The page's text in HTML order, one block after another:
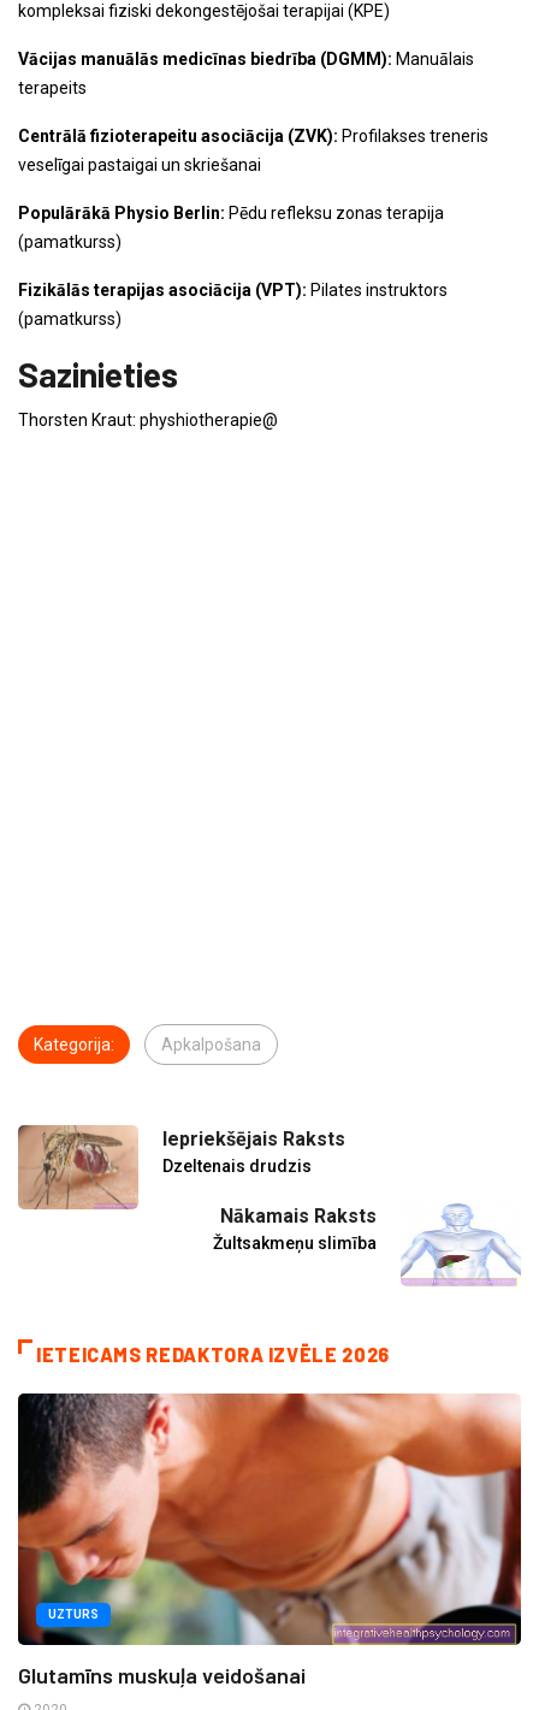
kompleksai fiziski dekongestējošai terapijai (KPE)
Vācijas manuālās medicīnas biedrība (DGMM): Manuālais
terapeits
Centrālā fizioterapeitu asociācija (ZVK): Profilakses treneris
veselīgai pastaigai un skriešanai
Populārākā Physio Berlin: Pēdu refleksu zonas terapija
(pamatkurss)
Fizikālās terapijas asociācija (VPT): Pilates instruktors
(pamatkurss)
Sazinieties
Thorsten Kraut: physhiotherapie@
Kategorija: Apkalpošana
Iepriekšējais Raksts
Dzeltenais drudzis
Nākamais Raksts
Žultsakmeņu slimība
IETEICAMS REDAKTORA IZVĒLE 2026
UZTURS
Glutamīns muskuļa veidošanai